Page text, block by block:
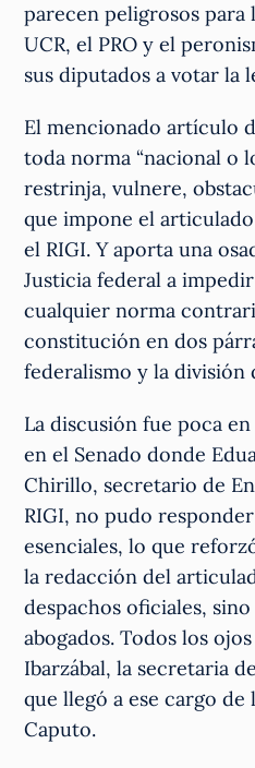
parecen peligrosos para
UCR, el PRO y el
sus diputados a votar la
El mencionado artículo
toda norma “nacional o
restrinja, vulnere,
que impone el articulado
el RIGI. Y aporta una
Justicia federal a
cualquier norma
constitución en dos
federalismo y la división
La discusión fue poca
en el Senado donde
Chirillo, secretario de
RIGI, no pudo
esenciales, lo que
la redacción del
despachos oficiales,
abogados. Todos los
Ibarzábal, la secretaria
que llegó a ese cargo de
Caputo.